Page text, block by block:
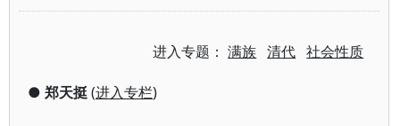
进入专题：满族 清代 社会性质
● 郑天挺(进入专栏)